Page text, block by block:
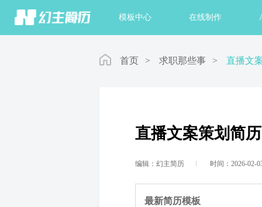
首页 模板中心 在线制作
首页 > 求职那些事 > 直播文
直播文案策划简历
编辑：幻主简历 时间：2026-02-
最新简历模板